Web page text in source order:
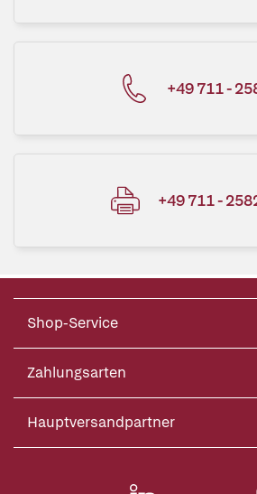
+49 711 -
+49 711 -
Shop-Service
Zahlungsarten
Hauptversandpartner